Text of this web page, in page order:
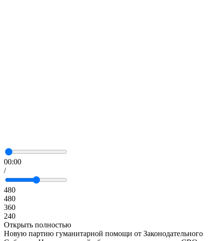
00:00
/
480
480
360
240
Открыть полностью
Новую партию гуманитарной помощи от Законодательного